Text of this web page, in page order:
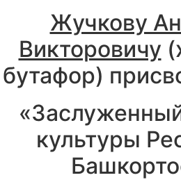
Жучкову
Викторовичу
бутафор)
культуры